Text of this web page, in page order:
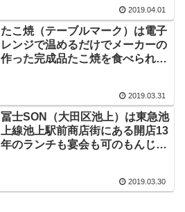
2019.04.01
たこ焼（テーブルマーク）は電子
レンジで温めるだけでメーカーの
作った完成品たこ焼を食べられる
2019.03.31
冨士SON（大田区池上）は東急池
上線池上駅前商店街にある開店13
年のランチも宴会も可のもんじゃ
2019.03.30